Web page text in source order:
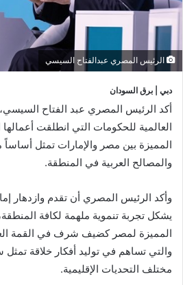
الرئيس المصري عبدالفتاح السيسي
دبي | برق السودان
أكد الرئيس المصري عبد الفتاح السيسي،
العالمية للحكومات التي انطلقت
المميزة بين مصر والإمارات تمثل
والمصالح العربية في المنطقة.
وأكد الرئيس المصري أن تقدم وازدهار
يشكل تجربة تنموية ملهمة لكافة
المميزة لمصر كضيف شرف في القمة
والتي تساهم في توليد أفكار خلاقة تمثل
مختلف التحديات الإقليمية.